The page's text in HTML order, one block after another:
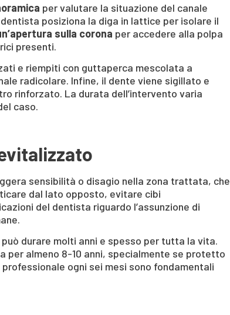
per valutare la situazione del canale
posiziona la diga in lattice per isolare il
sulla corona per accedere alla polpa
presenti.
e riempiti con guttaperca mescolata a
radicolare. Infine, il dente viene sigillato e
rinforzato. La durata dell’intervento varia
caso.
sensibilità o disagio nella zona trattata, che
dal lato opposto, evitare cibi
del dentista riguardo l’assunzione di
durare molti anni e spesso per tutta la vita.
almeno 8-10 anni, specialmente se protetto
ogni sei mesi sono fondamentali